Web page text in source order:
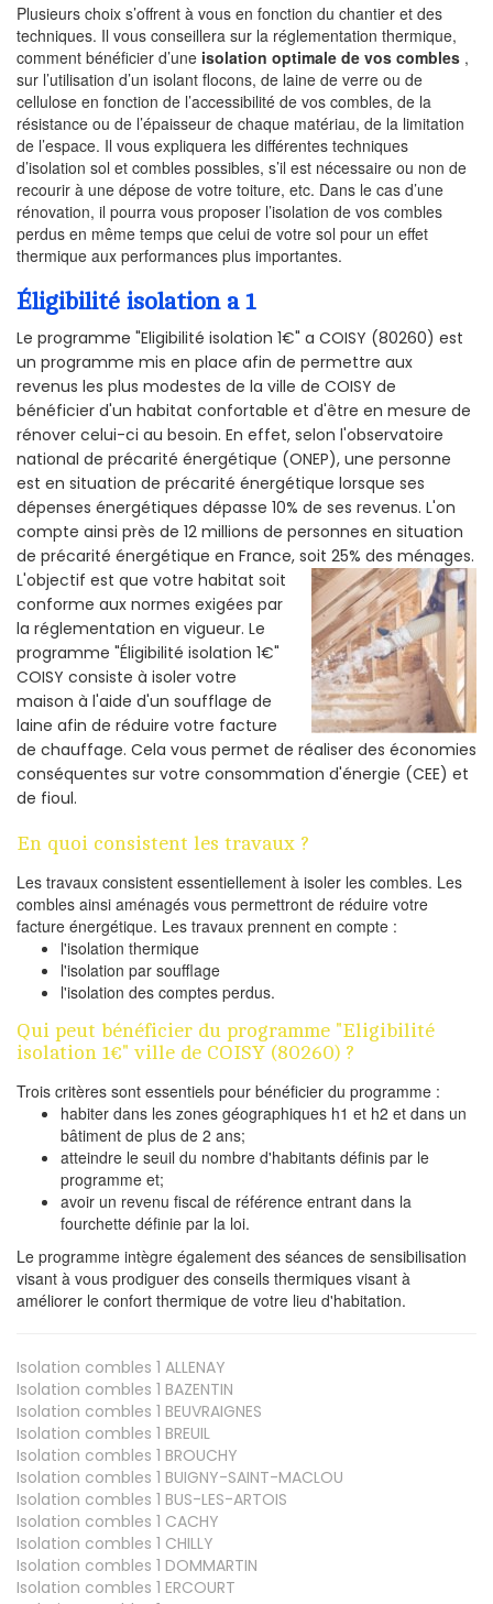
Plusieurs choix s’offrent à vous en fonction du chantier et des
techniques. Il vous conseillera sur la réglementation thermique,
comment bénéficier d’une isolation optimale de vos combles ,
sur l’utilisation d’un isolant flocons, de laine de verre ou de
cellulose en fonction de l’accessibilité de vos combles, de la
résistance ou de l’épaisseur de chaque matériau, de la limitation
de l’espace. Il vous expliquera les différentes techniques
d’isolation sol et combles possibles, s’il est nécessaire ou non de
recourir à une dépose de votre toiture, etc. Dans le cas d’une
rénovation, il pourra vous proposer l’isolation de vos combles
perdus en même temps que celui de votre sol pour un effet
thermique aux performances plus importantes.
Éligibilité isolation a 1
Le programme "Eligibilité isolation 1€" a COISY (80260) est
un programme mis en place afin de permettre aux
revenus les plus modestes de la ville de COISY de
bénéficier d'un habitat confortable et d'être en mesure de
rénover celui-ci au besoin. En effet, selon l'observatoire
national de précarité énergétique (ONEP), une personne
est en situation de précarité énergétique lorsque ses
dépenses énergétiques dépasse 10% de ses revenus. L'on
compte ainsi près de 12 millions de personnes en situation
de précarité énergétique en France, soit 25% des ménages.
L'objectif est que votre habitat soit
conforme aux normes exigées par
la réglementation en vigueur. Le
programme "Éligibilité isolation 1€"
COISY consiste à isoler votre
maison à l'aide d'un soufflage de
laine afin de réduire votre facture
de chauffage. Cela vous permet de réaliser des économies
conséquentes sur votre consommation d'énergie (CEE) et
de fioul.
En quoi consistent les travaux ?
Les travaux consistent essentiellement à isoler les combles. Les
combles ainsi aménagés vous permettront de réduire votre
facture énergétique. Les travaux prennent en compte :
l'isolation thermique
l'isolation par soufflage
l'isolation des comptes perdus.
Qui peut bénéficier du programme "Eligibilité
isolation 1€" ville de COISY (80260) ?
Trois critères sont essentiels pour bénéficier du programme :
habiter dans les zones géographiques h1 et h2 et dans un
bâtiment de plus de 2 ans;
atteindre le seuil du nombre d'habitants définis par le
programme et;
avoir un revenu fiscal de référence entrant dans la
fourchette définie par la loi.
Le programme intègre également des séances de sensibilisation
visant à vous prodiguer des conseils thermiques visant à
améliorer le confort thermique de votre lieu d'habitation.
Isolation combles 1 ALLENAY
Isolation combles 1 BAZENTIN
Isolation combles 1 BEUVRAIGNES
Isolation combles 1 BREUIL
Isolation combles 1 BROUCHY
Isolation combles 1 BUIGNY-SAINT-MACLOU
Isolation combles 1 BUS-LES-ARTOIS
Isolation combles 1 CACHY
Isolation combles 1 CHILLY
Isolation combles 1 DOMMARTIN
Isolation combles 1 ERCOURT